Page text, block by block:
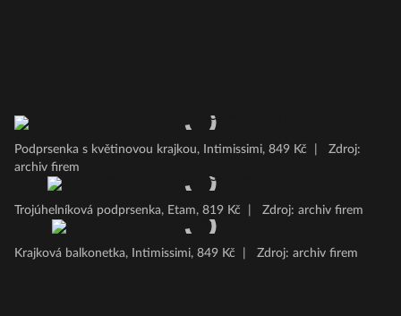
Podprsenka s květinovou krajkou, Intimissimi, 849 Kč
Zdroj:
archiv firem
Trojúhelníková podprsenka, Etam, 819 Kč Zdroj: archiv firem
Krajková balkonetka, Intimissimi, 849 Kč Zdroj: archiv firem